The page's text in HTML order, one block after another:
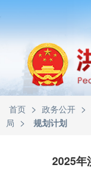
首页 > 政务公开 >
局 > 规划计划
2025年